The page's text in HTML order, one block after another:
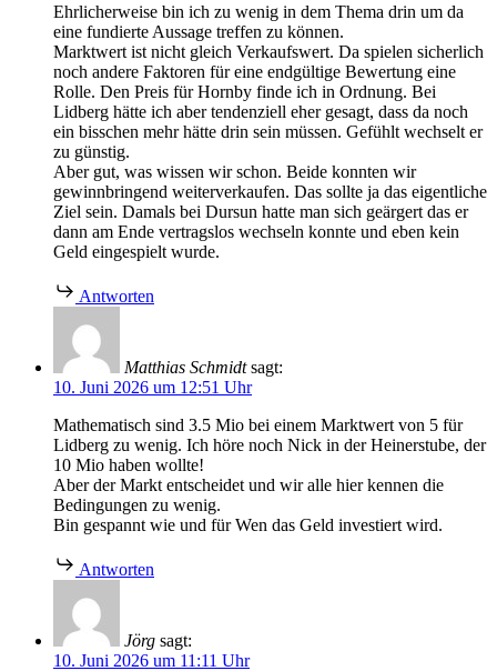
Ehrlicherweise bin ich zu wenig in dem Thema drin um da
eine fundierte Aussage treffen zu können.
Marktwert ist nicht gleich Verkaufswert. Da spielen sicherlich
noch andere Faktoren für eine endgültige Bewertung eine
Rolle. Den Preis für Hornby finde ich in Ordnung. Bei
Lidberg hätte ich aber tendenziell eher gesagt, dass da noch
ein bisschen mehr hätte drin sein müssen. Gefühlt wechselt er
zu günstig.
Aber gut, was wissen wir schon. Beide konnten wir
gewinnbringend weiterverkaufen. Das sollte ja das eigentliche
Ziel sein. Damals bei Dursun hatte man sich geärgert das er
dann am Ende vertragslos wechseln konnte und eben kein
Geld eingespielt wurde.
Antworten
Matthias Schmidt sagt:
10. Juni 2026 um 12:51 Uhr
Mathematisch sind 3.5 Mio bei einem Marktwert von 5 für
Lidberg zu wenig. Ich höre noch Nick in der Heinerstube, der
10 Mio haben wollte!
Aber der Markt entscheidet und wir alle hier kennen die
Bedingungen zu wenig.
Bin gespannt wie und für Wen das Geld investiert wird.
Antworten
Jörg sagt:
10. Juni 2026 um 11:11 Uhr